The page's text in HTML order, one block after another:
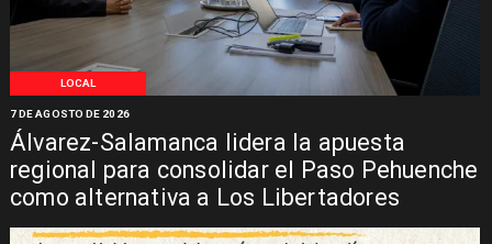
LOCAL
Álvarez-Salamanca lidera la apuesta
regional para consolidar el Paso Pehuenche
como alternativa a Los Libertadores
7 DE AGOSTO DE 2026